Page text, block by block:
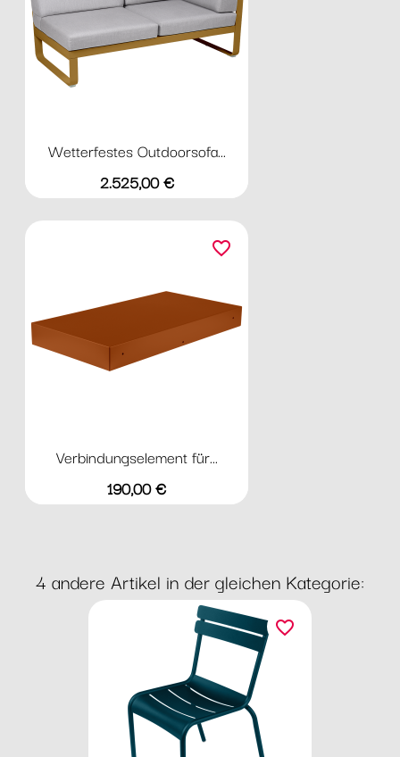
Wetterfestes Outdoorsofa...
Preis
2.525,00 €
Verbindungselement für...
Preis
190,00 €
favorite_border
4 andere Artikel in der gleichen Kategorie:
favorite_border